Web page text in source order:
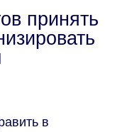
принять
в